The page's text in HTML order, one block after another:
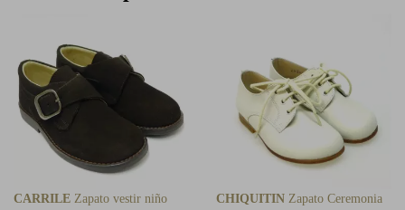
CARRILE Zapato vestir niño
CHIQUITIN Zapato Ceremonia